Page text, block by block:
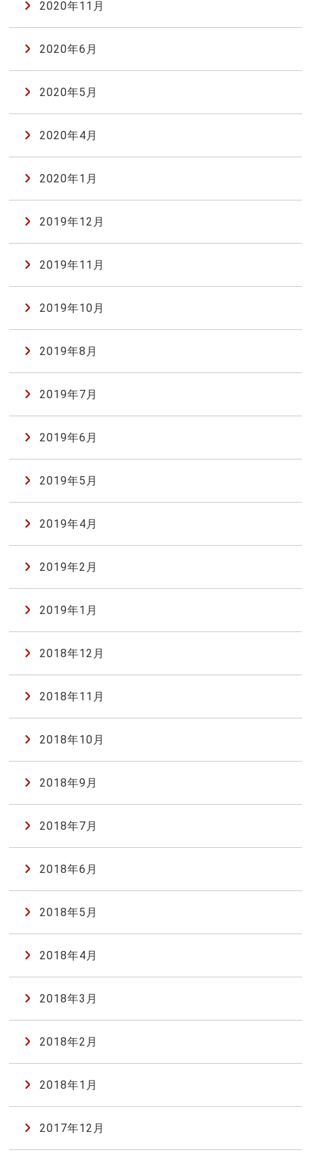
2020年11月
2020年6月
2020年5月
2020年4月
2020年1月
2019年12月
2019年11月
2019年10月
2019年8月
2019年7月
2019年6月
2019年5月
2019年4月
2019年2月
2019年1月
2018年12月
2018年11月
2018年10月
2018年9月
2018年7月
2018年6月
2018年5月
2018年4月
2018年3月
2018年2月
2018年1月
2017年12月